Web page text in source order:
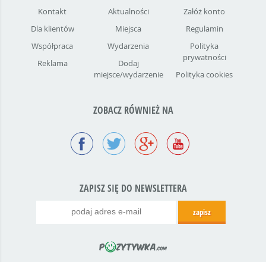
Kontakt
Dla klientów
Współpraca
Reklama
Aktualności
Miejsca
Wydarzenia
Dodaj
miejsce/wydarzenie
Załóż konto
Regulamin
Polityka
prywatności
Polityka cookies
ZOBACZ RÓWNIEŻ NA
ZAPISZ SIĘ DO NEWSLETTERA